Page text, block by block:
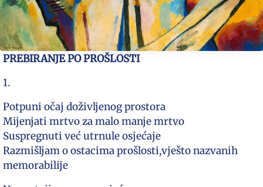
PREBIRANJE PO PROŠLOSTI
1.
Potpuni očaj doživljenog prostora
Mijenjati mrtvo za malo manje mrtvo
Suspregnuti već utrnule osjećaje
Razmišljam o ostacima prošlosti,vješto nazvanih
memorabilije